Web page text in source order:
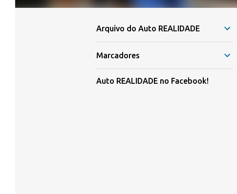
Arquivo do Auto REALIDADE
Marcadores
Auto REALIDADE no Facebook!